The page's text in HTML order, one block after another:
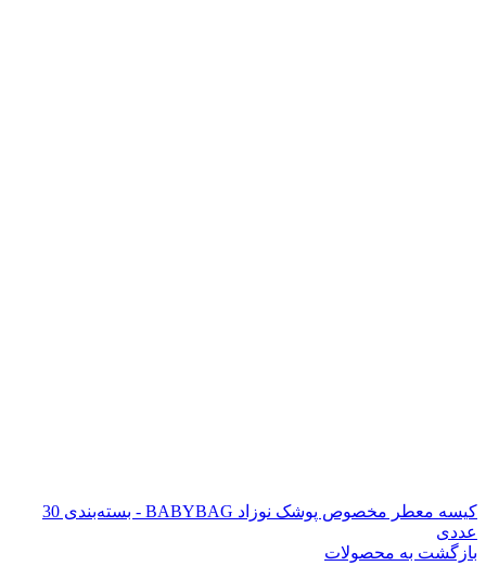
کیسه معطر مخصوص پوشک نوزاد BABYBAG - بسته‌بندی 30
عددی
بازگشت به محصولات